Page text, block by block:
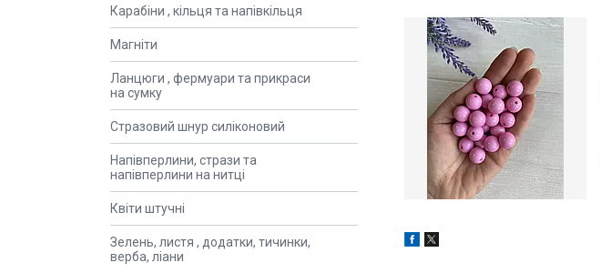
Карабіни , кільця та напівкільця
Магніти
Ланцюги , фермуари та прикраси
на сумку
Стразовий шнур силіконовий
Напівперлини, стрази та
напівперлини на нитці
Квіти штучні
Зелень, листя , додатки, тичинки,
верба, ліани